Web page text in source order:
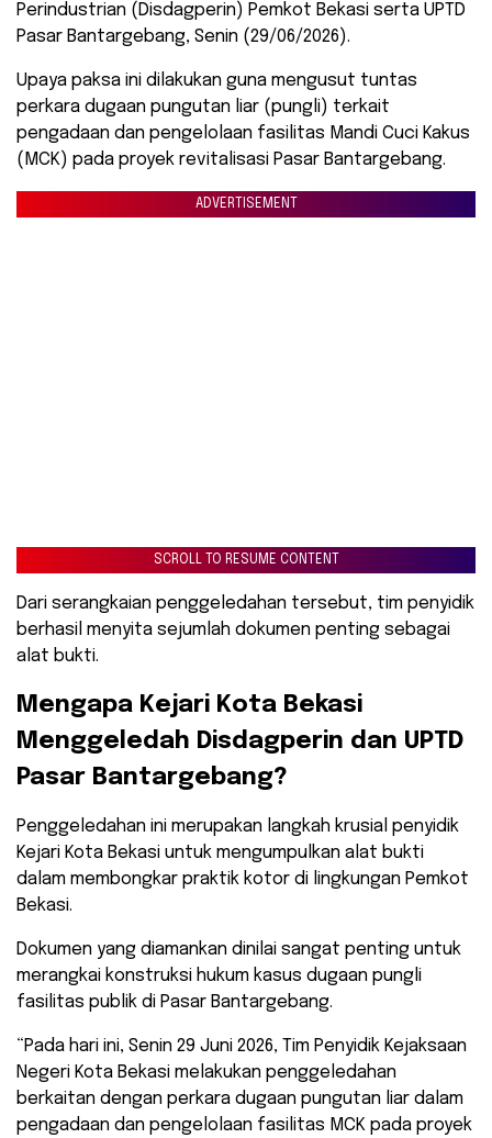
Perindustrian (Disdagperin) Pemkot Bekasi serta UPTD
Pasar Bantargebang, Senin (29/06/2026).
Upaya paksa ini dilakukan guna mengusut tuntas
perkara dugaan pungutan liar (pungli) terkait
pengadaan dan pengelolaan fasilitas Mandi Cuci Kakus
(MCK) pada proyek revitalisasi Pasar Bantargebang.
ADVERTISEMENT
SCROLL TO RESUME CONTENT
Dari serangkaian penggeledahan tersebut, tim penyidik
berhasil menyita sejumlah dokumen penting sebagai
alat bukti.
​Mengapa Kejari Kota Bekasi
Menggeledah Disdagperin dan UPTD
Pasar Bantargebang?
​Penggeledahan ini merupakan langkah krusial penyidik
Kejari Kota Bekasi untuk mengumpulkan alat bukti
dalam membongkar praktik kotor di lingkungan Pemkot
Bekasi.
Dokumen yang diamankan dinilai sangat penting untuk
merangkai konstruksi hukum kasus dugaan pungli
fasilitas publik di Pasar Bantargebang.
​“Pada hari ini, Senin 29 Juni 2026, Tim Penyidik Kejaksaan
Negeri Kota Bekasi melakukan penggeledahan
berkaitan dengan perkara dugaan pungutan liar dalam
pengadaan dan pengelolaan fasilitas MCK pada proyek